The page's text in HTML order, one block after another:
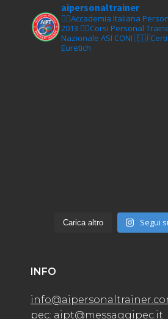
aipersonaltrainer
🏋‍♀️Accademia Italiana
2013 🏋‍♂️Corsi Personal
Nazionale ASI CONI
Euretich
Carica altro Segui
INFO
pec: aipt@messaggipec.it